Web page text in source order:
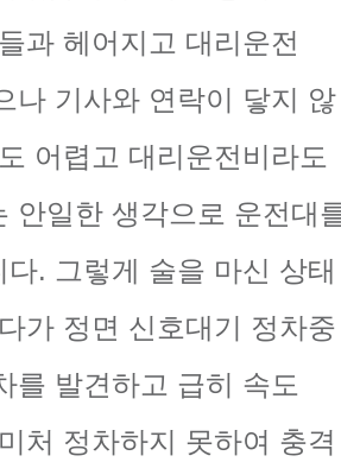
과 헤어지고 대리운전
나 기사와 연락이 닿지 않
어렵고 대리운전비라도
안일한 생각으로 운전대
다. 그렇게 술을 마신 상태
가 정면 신호대기 정차중
를 발견하고 급히 속도
처 정차하지 못하여 충격